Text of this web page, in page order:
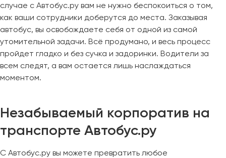
случае с Автобус.ру вам не нужно беспокоиться о том,
как ваши сотрудники доберутся до места. Заказывая
автобус, вы освобождаете себя от одной из самой
утомительной задачи. Всё продумано, и весь процесс
пройдет гладко и без сучка и задоринки. Водители за
всем следят, а вам остается лишь наслаждаться
моментом.
Незабываемый корпоратив на
транспорте Автобус.ру
С Автобус.ру вы можете превратить любое